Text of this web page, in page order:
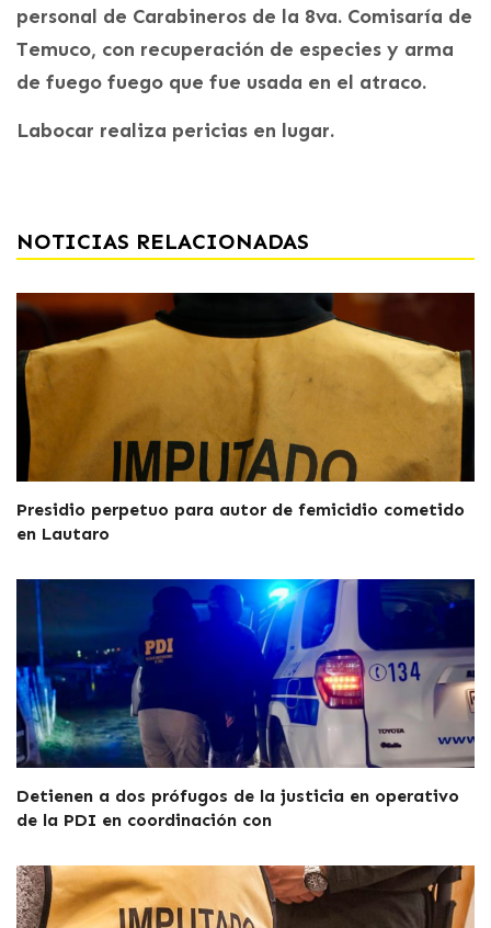
personal de Carabineros de la 8va. Comisaría de
Temuco, con recuperación de especies y arma
de fuego fuego que fue usada en el atraco.
Labocar realiza pericias en lugar.
NOTICIAS RELACIONADAS
Presidio perpetuo para autor de femicidio cometido
en Lautaro
Detienen a dos prófugos de la justicia en operativo
de la PDI en coordinación con